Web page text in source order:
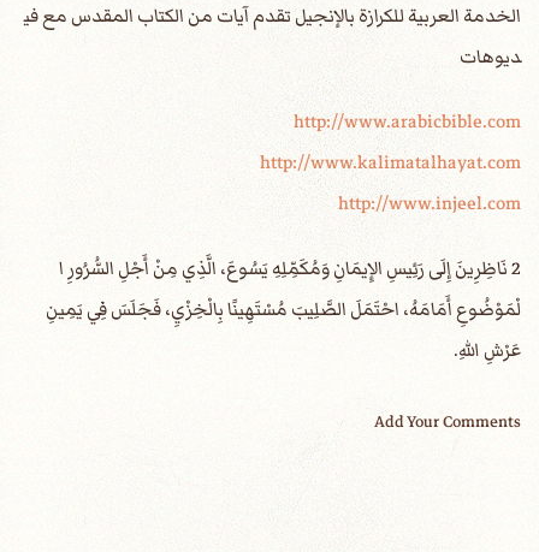
الخدمة العربية للكرازة بالإنجيل تقدم آيات من الكتاب المقدس مع في
ديوهات
http://www.arabicbible.com
http://www.kalimatalhayat.com
http://www.injeel.com
2 نَاظِرِينَ إِلَى رَئِيسِ الإِيمَانِ وَمُكَمِّلِهِ يَسُوعَ، الَّذِي مِنْ أَجْلِ السُّرُورِ ا
لْمَوْضُوعِ أَمَامَهُ، احْتَمَلَ الصَّلِيبَ مُسْتَهِينًا بِالْخِزْيِ، فَجَلَسَ فِي يَمِينِ
عَرْشِ اللهِ.
Add Your Comments